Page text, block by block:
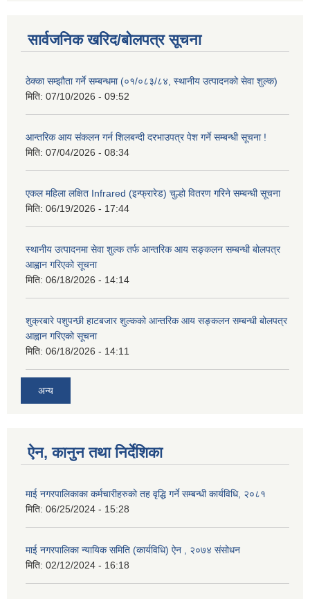
सार्वजनिक खरिद/बोलपत्र सूचना
ठेक्का सम्झौता गर्ने सम्बन्धमा (०१/०८३/८४, स्थानीय उत्पादनको सेवा शुल्क)
मिति: 07/10/2026 - 09:52
आन्तरिक आय संकलन गर्न शिलबन्दी दरभाउपत्र पेश गर्ने सम्बन्धी सूचना !
मिति: 07/04/2026 - 08:34
एकल महिला लक्षित Infrared (इन्फ्रारेड) चुल्हो वितरण गरिने सम्बन्धी सूचना
मिति: 06/19/2026 - 17:44
स्थानीय उत्पादनमा सेवा शुल्क तर्फ आन्तरिक आय सङ्कलन सम्बन्धी बोलपत्र
आह्वान गरिएको सूचना
मिति: 06/18/2026 - 14:14
शुक्रबारे पशुपन्छी हाटबजार शुल्कको आन्तरिक आय सङ्कलन सम्बन्धी बोलपत्र
आह्वान गरिएको सूचना
मिति: 06/18/2026 - 14:11
अन्य
ऐन, कानुन तथा निर्देशिका
माई नगरपालिकाका कर्मचारीहरुको तह वृद्धि गर्ने सम्बन्धी कार्यविधि, २०८१
मिति: 06/25/2024 - 15:28
माई नगरपालिका न्यायिक समिति (कार्यविधि) ऐन , २०७४ संसोधन
मिति: 02/12/2024 - 16:18